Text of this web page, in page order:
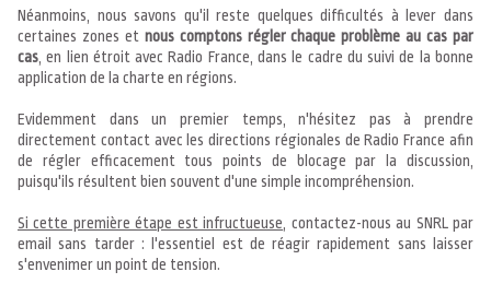
Néanmoins, nous savons qu'il reste quelques difficultés à lever dans
certaines zones et nous comptons régler chaque problème au cas par
cas , en lien étroit avec Radio France, dans le cadre du suivi de la bonne
application de la charte en régions.
Evidemment dans un premier temps, n'hésitez pas à prendre
directement contact avec les directions régionales de Radio France afin
de régler efficacement tous points de blocage par la discussion,
puisqu'ils résultent bien souvent d'une simple incompréhension.
Si cette première étape est infructueuse , contactez-nous au SNRL par
email sans tarder : l'essentiel est de réagir rapidement sans laisser
s'envenimer un point de tension.